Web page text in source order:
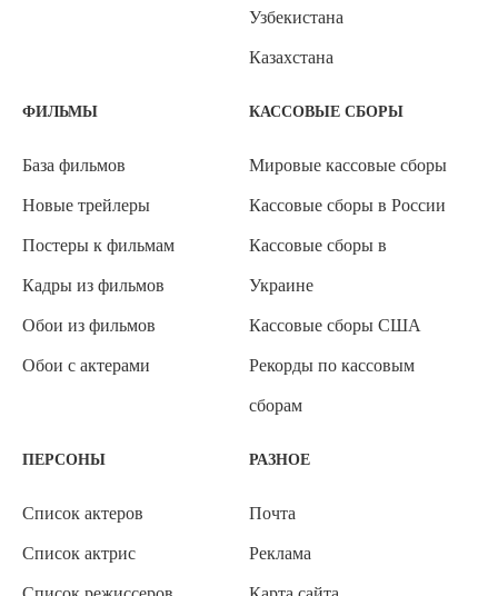
Узбекистана
Казахстана
ФИЛЬМЫ
База фильмов
Новые трейлеры
Постеры к фильмам
Кадры из фильмов
Обои из фильмов
Обои с актерами
КАССОВЫЕ СБОРЫ
Мировые кассовые сборы
Кассовые сборы в России
Кассовые сборы в
Украине
Кассовые сборы США
Рекорды по кассовым
сборам
ПЕРСОНЫ
Список актеров
Список актрис
РАЗНОЕ
Почта
Реклама